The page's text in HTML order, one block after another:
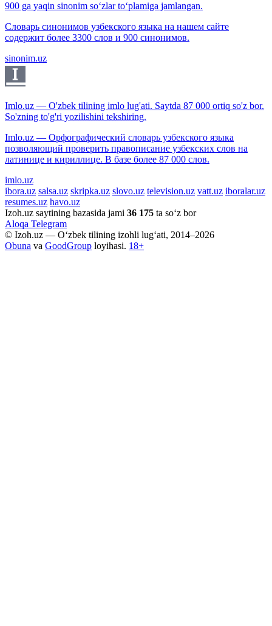
900 ga yaqin sinonim so‘zlar to‘plamiga jamlangan.
Словарь синонимов узбекского языка на нашем сайте
содержит более 3300 слов и 900 синонимов.
sinonim.uz
Imlo.uz — O'zbek tilining imlo lug'ati. Saytda 87 000 ortiq so'z bor.
So'zning to'g'ri yozilishini tekshiring.
Imlo.uz — Орфографический словарь узбекского языка
позволяющий проверить правописание узбекских слов на
латинице и кириллице. В базе более 87 000 слов.
imlo.uz
ibora.uz salsa.uz skripka.uz slovo.uz television.uz vatt.uz iboralar.uz
resumes.uz havo.uz
Izoh.uz saytining bazasida jami 36 175 ta so‘z bor
Aloqa Telegram
© Izoh.uz — O‘zbek tilining izohli lug‘ati, 2014–2026
Obuna va GoodGroup loyihasi. 18+